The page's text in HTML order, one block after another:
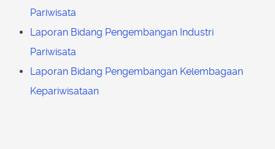
Pariwisata
Laporan Bidang Pengembangan Industri
Pariwisata
Laporan Bidang Pengembangan Kelembagaan
Kepariwisataan